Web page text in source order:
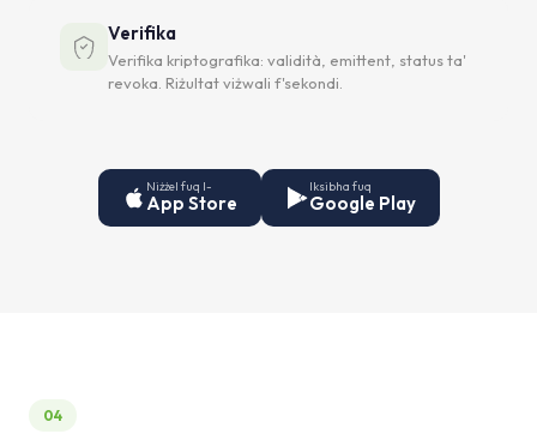
Verifika
Verifika kriptografika: validità, emittent, status ta'
revoka. Riżultat viżwali f'sekondi.
Niżżel fuq l-
App Store
Iksibha fuq
Google Play
04